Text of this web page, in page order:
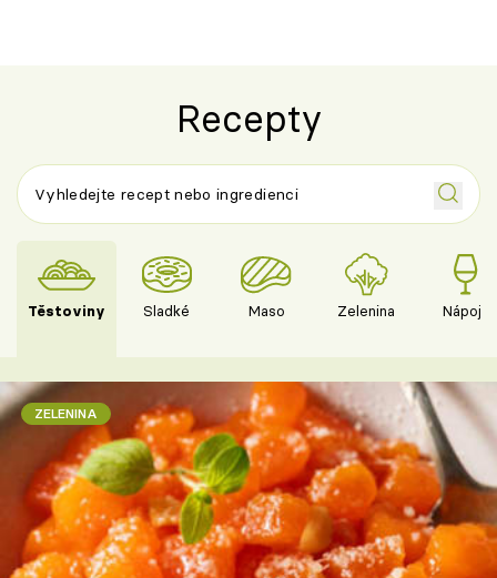
Recepty
Těstoviny Sladké Maso Zelenina Nápoje
ZELENINA